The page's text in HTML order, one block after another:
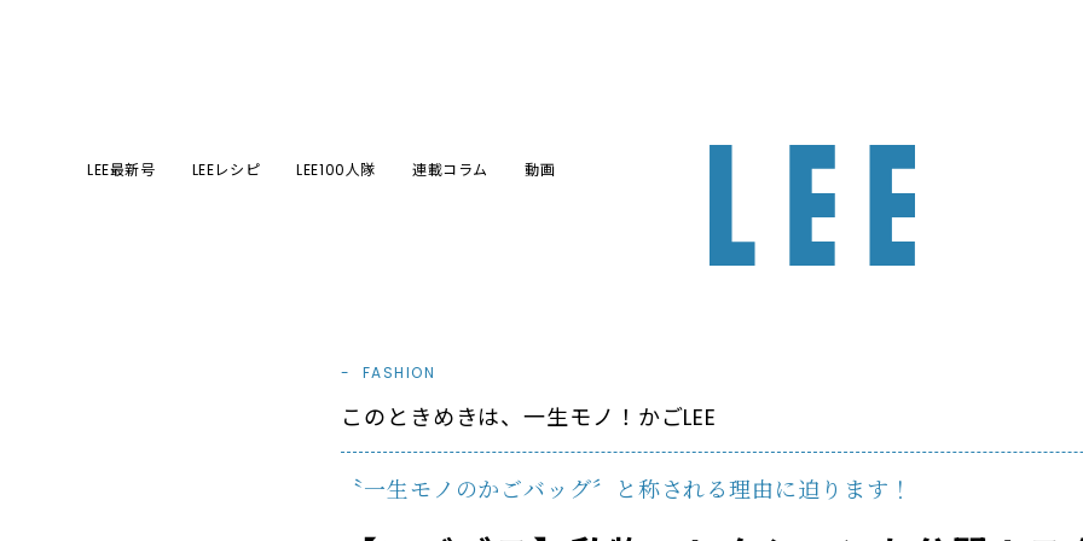
LEE最新号 LEEレシピ LEE100人隊 連載コラム 動画
FASHION
このときめきは、一生モノ！かごLEE
〝一生モノのかごバッグ〞と称される理由に迫ります！